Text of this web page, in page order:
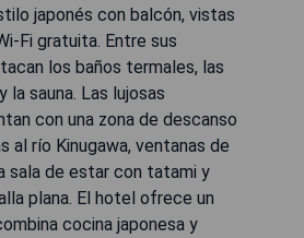
japonés con balcón, vistas
Fi gratuita. Entre sus
los baños termales, las
la sauna. Las lujosas
con una zona de descanso
al río Kinugawa, ventanas de
sala de estar con tatami y
plana. El hotel ofrece un
cocina japonesa y